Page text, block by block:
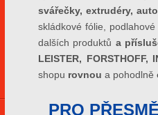
svářečky, extrudéry,
skládkové fólie, podlahové
dalších produktů a
LEISTER, FORSTHOFF,
shopu rovnou a pohodlně
PRO